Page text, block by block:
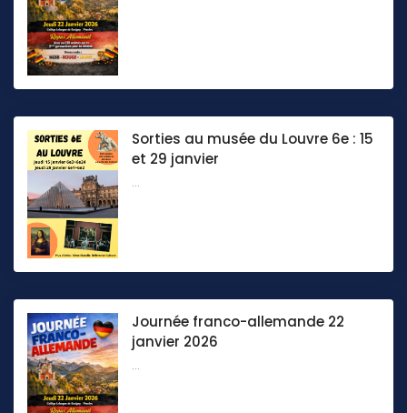
Sorties au musée du Louvre 6e : 15
et 29 janvier
...
Journée franco-allemande 22
janvier 2026
...